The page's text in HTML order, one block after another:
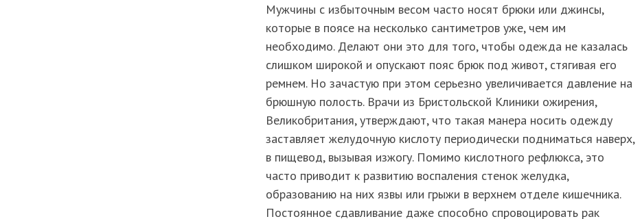
Мужчины с избыточным весом часто носят брюки или джинсы,
которые в поясе на несколько сантиметров уже, чем им
необходимо. Делают они это для того, чтобы одежда не казалась
слишком широкой и опускают пояс брюк под живот, стягивая его
ремнем. Но зачастую при этом серьезно увеличивается давление на
брюшную полость. Врачи из Бристольской Клиники ожирения,
Великобритания, утверждают, что такая манера носить одежду
заставляет желудочную кислоту периодически подниматься наверх,
в пищевод, вызывая изжогу. Помимо кислотного рефлюкса, это
часто приводит к развитию воспаления стенок желудка,
образованию на них язвы или грыжи в верхнем отделе кишечника.
Постоянное сдавливание даже способно спровоцировать рак